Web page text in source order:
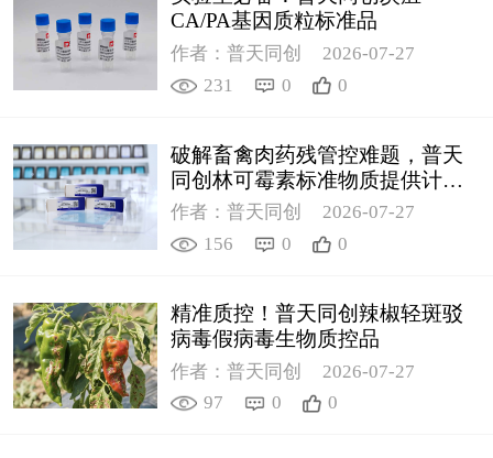
CA/PA基因质粒标准品
作者：普天同创
2026-07-27
231
0 0
破解畜禽肉药残管控难题，普天
同创林可霉素标准物质提供计量
支撑
作者：普天同创
2026-07-27
156
0 0
精准质控！普天同创辣椒轻斑驳
病毒假病毒生物质控品
作者：普天同创
2026-07-27
97
0 0